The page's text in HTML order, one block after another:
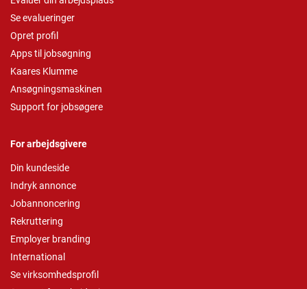
Se evalueringer
Opret profil
Apps til jobsøgning
Kaares Klumme
Ansøgningsmaskinen
Support for jobsøgere
For arbejdsgivere
Din kundeside
Indryk annonce
Jobannoncering
Rekruttering
Employer branding
International
Se virksomhedsprofil